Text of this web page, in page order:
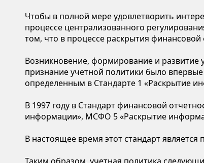
Чтобы в полной мере удовлетворить
процессе централизованного
том, что в процессе раскрытия
Возникновение, формирование и развитие
признание учетной политики было
определенным в Стандарте 1 «Раскрытие
В 1997 году в Стандарт финансовой
информации», МСФО 5 «Раскрытие
В настоящее время этот стандарт